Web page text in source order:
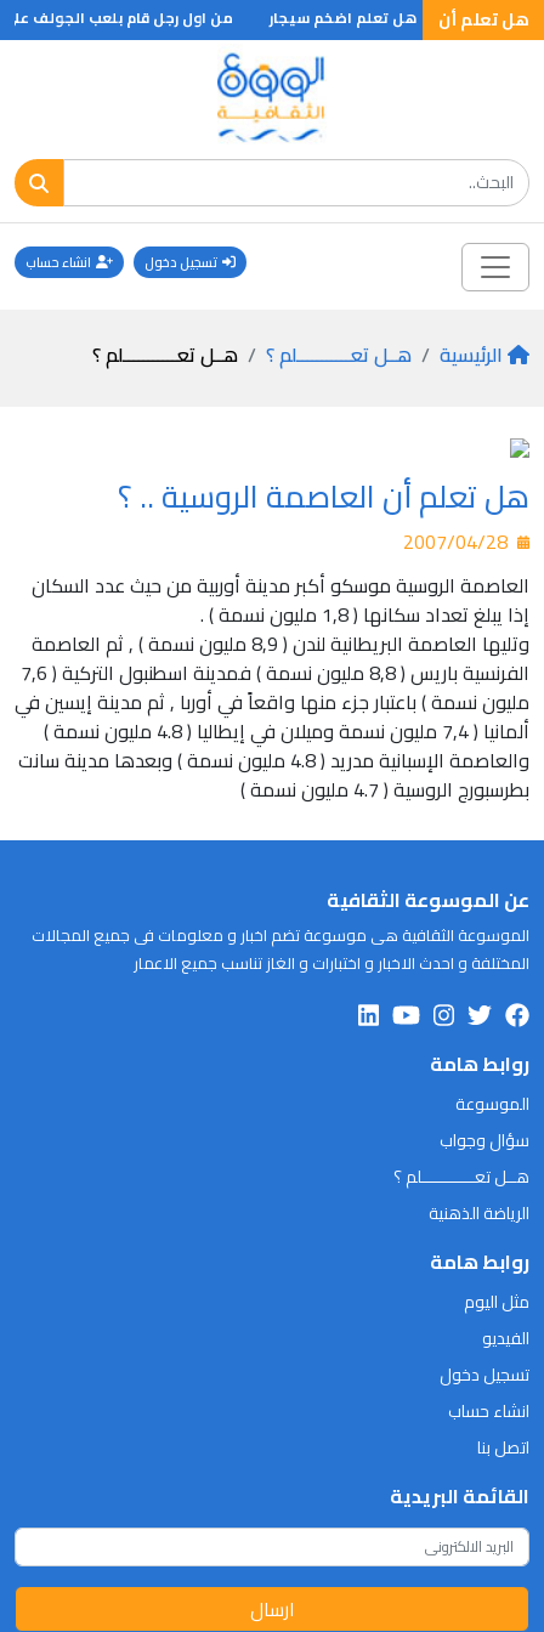
هل تعلم أن
تعلم ان ؟ هل تعلم اضخم سيجار من اول رجل قام بلعب الجولف
تسجيل دخول انشاء حساب
الرئيسية هــل تعـــــــــــلم ؟ هــل تعـــــــــــلم ؟
هل تعلم أن العاصمة الروسية .. ؟
العاصمة الروسية موسكو أكبر مدينة أوربية من حيث عدد السكان
إذا يبلغ تعداد سكانها ( 1,8 مليون نسمة ) .
وتليها العاصمة البريطانية لندن ( 8,9 مليون نسمة ) , ثم العاصمة
الفرنسية باريس ( 8,8 مليون نسمة ) فمدينة اسطنبول التركية ( 7,6
مليون نسمة ) باعتبار جزء منها واقعاً في أوربا , ثم مدينة إيسين في
ألمانيا ( 7,4 مليون نسمة وميلان في إيطاليا ( 4.8 مليون نسمة )
والعاصمة الإسبانية مدريد ( 4.8 مليون نسمة ) وبعدها مدينة سانت
بطرسبورج الروسية ( 4.7 مليون نسمة )
عن الموسوعة الثقافية
الموسوعة الثقافية هى موسوعة تضم اخبار و معلومات فى جميع المجالات
المختلفة و احدث الاخبار و اختبارات و الغاز تناسب جميع الاعمار
روابط هامة
الموسوعة
سؤال وجواب
هــل تعـــــــــــلم ؟
الرياضة الذهنية
روابط هامة
مثل اليوم
الفيديو
تسجيل دخول
انشاء حساب
اتصل بنا
القائمة البريدية
ارسال